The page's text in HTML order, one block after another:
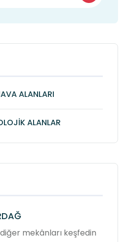
ALANLARI
ALANLAR
mekânları keşfedin